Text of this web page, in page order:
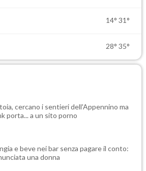
14° 31°
28° 35°
cercano i sentieri dell'Appennino ma
porta... a un sito porno
e beve nei bar senza pagare il conto:
una donna